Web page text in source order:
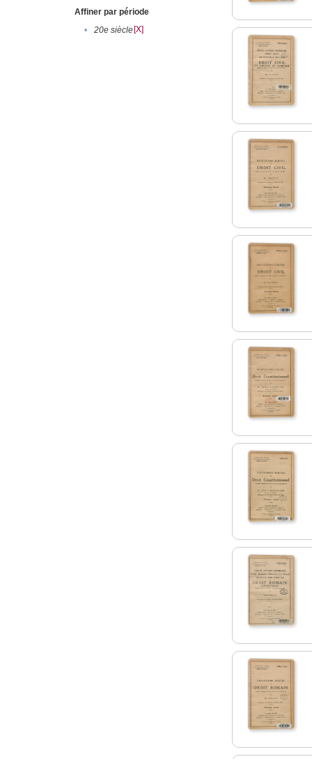
Affiner par période
•
20e siècle[X]